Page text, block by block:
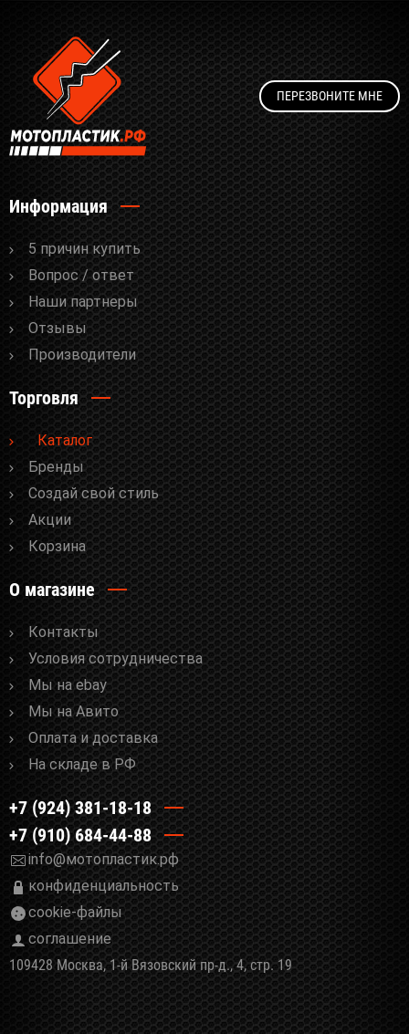
ПЕРЕЗВОНИТЕ МНЕ
Информация
5 причин купить
Вопрос / ответ
Наши партнеры
Отзывы
Производители
Торговля
Каталог
Бренды
Cоздай свой стиль
Акции
Корзина
О магазине
Контакты
Условия сотрудничества
Мы на ebay
Мы на Авито
Оплата и доставка
На складе в РФ
+7 (924) 381-18-18
+7 (910) 684-44-88
info@мотопластик.рф
конфиденциальность
cookie-файлы
соглашение
109428 Москва, 1-й Вязовский пр-д., 4, стр. 19